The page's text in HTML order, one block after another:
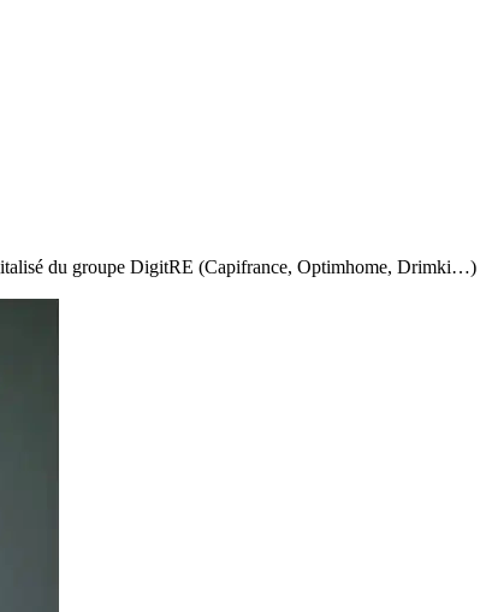
du groupe DigitRE (Capifrance, Optimhome,